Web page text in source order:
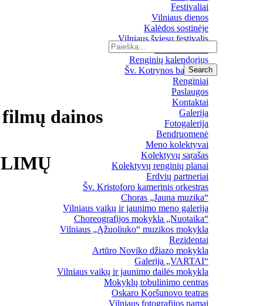
Festivaliai
Vilniaus dienos
Kalėdos sostinėje
Vilniaus šviesų festivalis
Renginių kalendorius
Šv. Kotrynos bažnyčia
Renginiai
Paslaugos
Kontaktai
Galerija
Fotogalerija
Bendruomenė
Meno kolektyvai
Kolektyvų sąrašas
Kolektyvų renginių planai
Erdvių partneriai
Šv. Kristoforo kamerinis orkestras
Choras „Jauna muzika“
Vilniaus vaikų ir jaunimo meno galerija
Choreografijos mokykla „Nuotaika“
Vilniaus „Ąžuoliuko“ muzikos mokykla
Rezidentai
Artūro Noviko džiazo mokykla
Galerija „VARTAI“
Vilniaus vaikų ir jaunimo dailės mokykla
Mokyklų tobulinimo centras
Oskaro Koršunovo teatras
Vilniaus fotografijos namai
dainos